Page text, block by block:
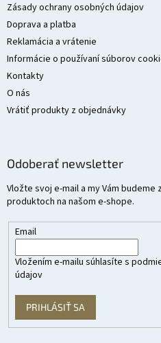
Zásady ochrany osobných údajov
Doprava a platba
Reklamácia a vrátenie
Informácie o používaní súborov
Kontakty
O nás
Vrátiť produkty z objednávky
Odoberať newsletter
Vložte svoj e-mail a my Vám
produktoch na našom e-shope.
Email
Vložením e-mailu súhlasíte s
údajov
PRIHLÁSIŤ SA